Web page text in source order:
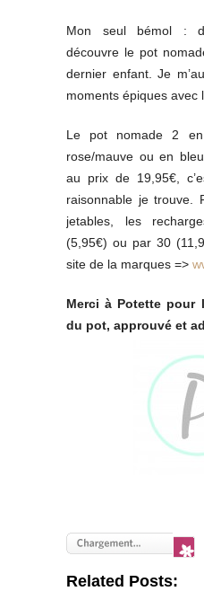
Mon seul bémol :
découvre le pot
dernier enfant. Je
moments épiques avec
Le pot nomade 2
rose/mauve ou en
au prix de 19,95€,
raisonnable je trouve.
jetables, les
(5,95€) ou par 30
site de la marques =>
Merci à Potette pour
du pot, approuvé et
Related Posts: